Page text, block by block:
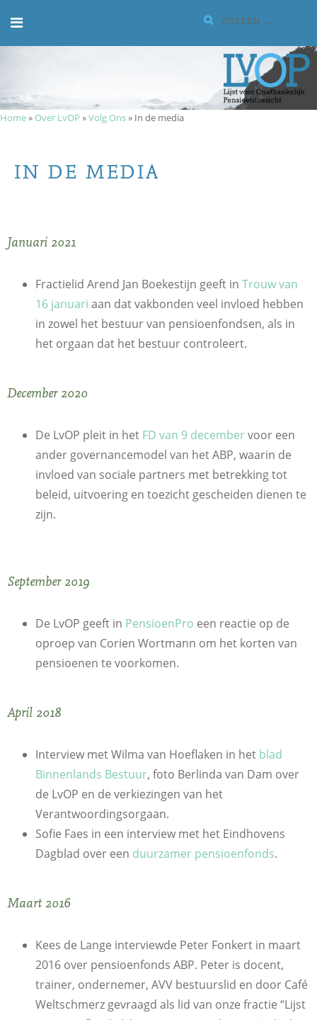
naar
de
Zoeken:
Home»Over LvOP »Volg Ons» In de media
IN DE MEDIA
Januari 2021
Fractielid Arend Jan Boekestijn geeft in Trouw van
16 januari aan dat vakbonden veel invloed hebben
in zowel het bestuur van pensioenfondsen, als in
het orgaan dat het bestuur controleert.
December 2020
De LvOP pleit in het FD van 9 decembervoor een
ander governancemodel van het ABP, waarin de
invloed van sociale partners met betrekking tot
beleid, uitvoering en toezicht gescheiden dienen te
zijn.
September 2019
De LvOP geeft in PensioenPro een reactie op de
oproep van Corien Wortmann om het korten van
pensioenen te voorkomen.
April 2018
Interview met Wilma van Hoeflaken in het blad
Binnenlands Bestuur, foto Berlinda van Dam over
de LvOP en de verkiezingen van het
Verantwoordingsorgaan.
Sofie Faes in een interview met het Eindhovens
Dagblad over een duurzamer pensioenfonds.
Maart 2016
Kees de Lange interviewde Peter Fonkert in maart
2016 over pensioenfonds ABP. Peter is docent,
trainer, ondernemer, AVV bestuurslid en door Café
Weltschmerz gevraagd als lid van onze fractie “Lijst